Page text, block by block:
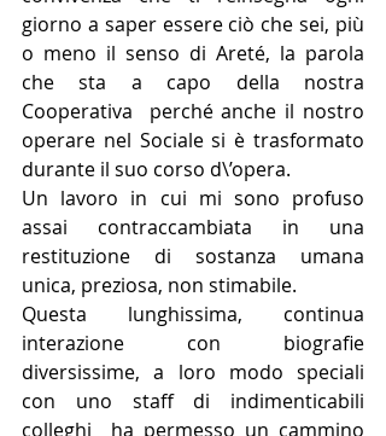
giorno a saper essere ciò che sei, più
o meno il senso di Areté, la parola
che sta a capo della nostra
Cooperativa  perché anche il nostro
operare nel Sociale si è trasformato
durante il suo corso d\’opera.
Un lavoro in cui mi sono profuso
assai contraccambiata in una
restituzione di sostanza umana
unica, preziosa, non stimabile.
Questa lunghissima, continua
interazione con biografie
diversissime, a loro modo speciali
con uno staff di indimenticabili
colleghi  ha permesso un cammino